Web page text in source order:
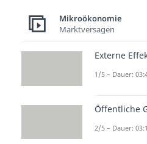
des
lässt
Mikroökonomie
Marktversagen
Externe
1/5 – Dauer:
Öffentliche
2/5 – Dauer: